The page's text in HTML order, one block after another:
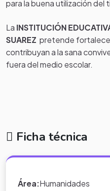
para la buena utilización del
La INSTITUCIÓN
SUAREZ pretende
contribuyan a la sana
fuera del medio escolar.
Ficha técnica
Área:Humanidades